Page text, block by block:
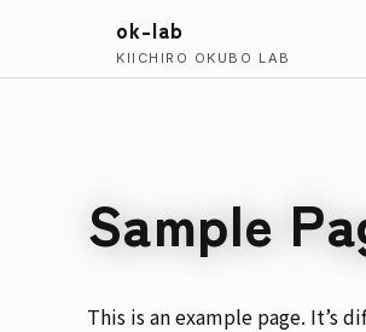
ok-lab
KIICHIRO OKUBO LAB
Sample
This is an example page. It’s